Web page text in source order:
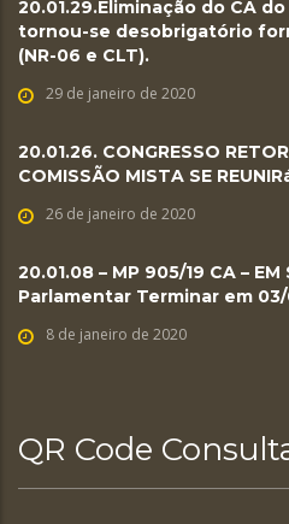
20.01.29.Eliminação do CA
tornou-se desobrigatório
(NR-06 e CLT).
29 de janeiro de 2020
20.01.26. CONGRESSO
COMISSÃO MISTA SE
26 de janeiro de 2020
20.01.08 – MP 905/19 CA –
Parlamentar Terminar em
8 de janeiro de 2020
QR Code